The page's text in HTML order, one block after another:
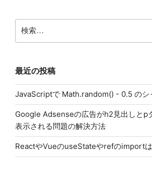
ン
索:
最近の投稿
JavaScriptで Math.random() - 0.5 のシ
Google Adsenseの広告がh2見出しとp
表示される問題の解決方法
ReactやVueのuseStateやrefのimport